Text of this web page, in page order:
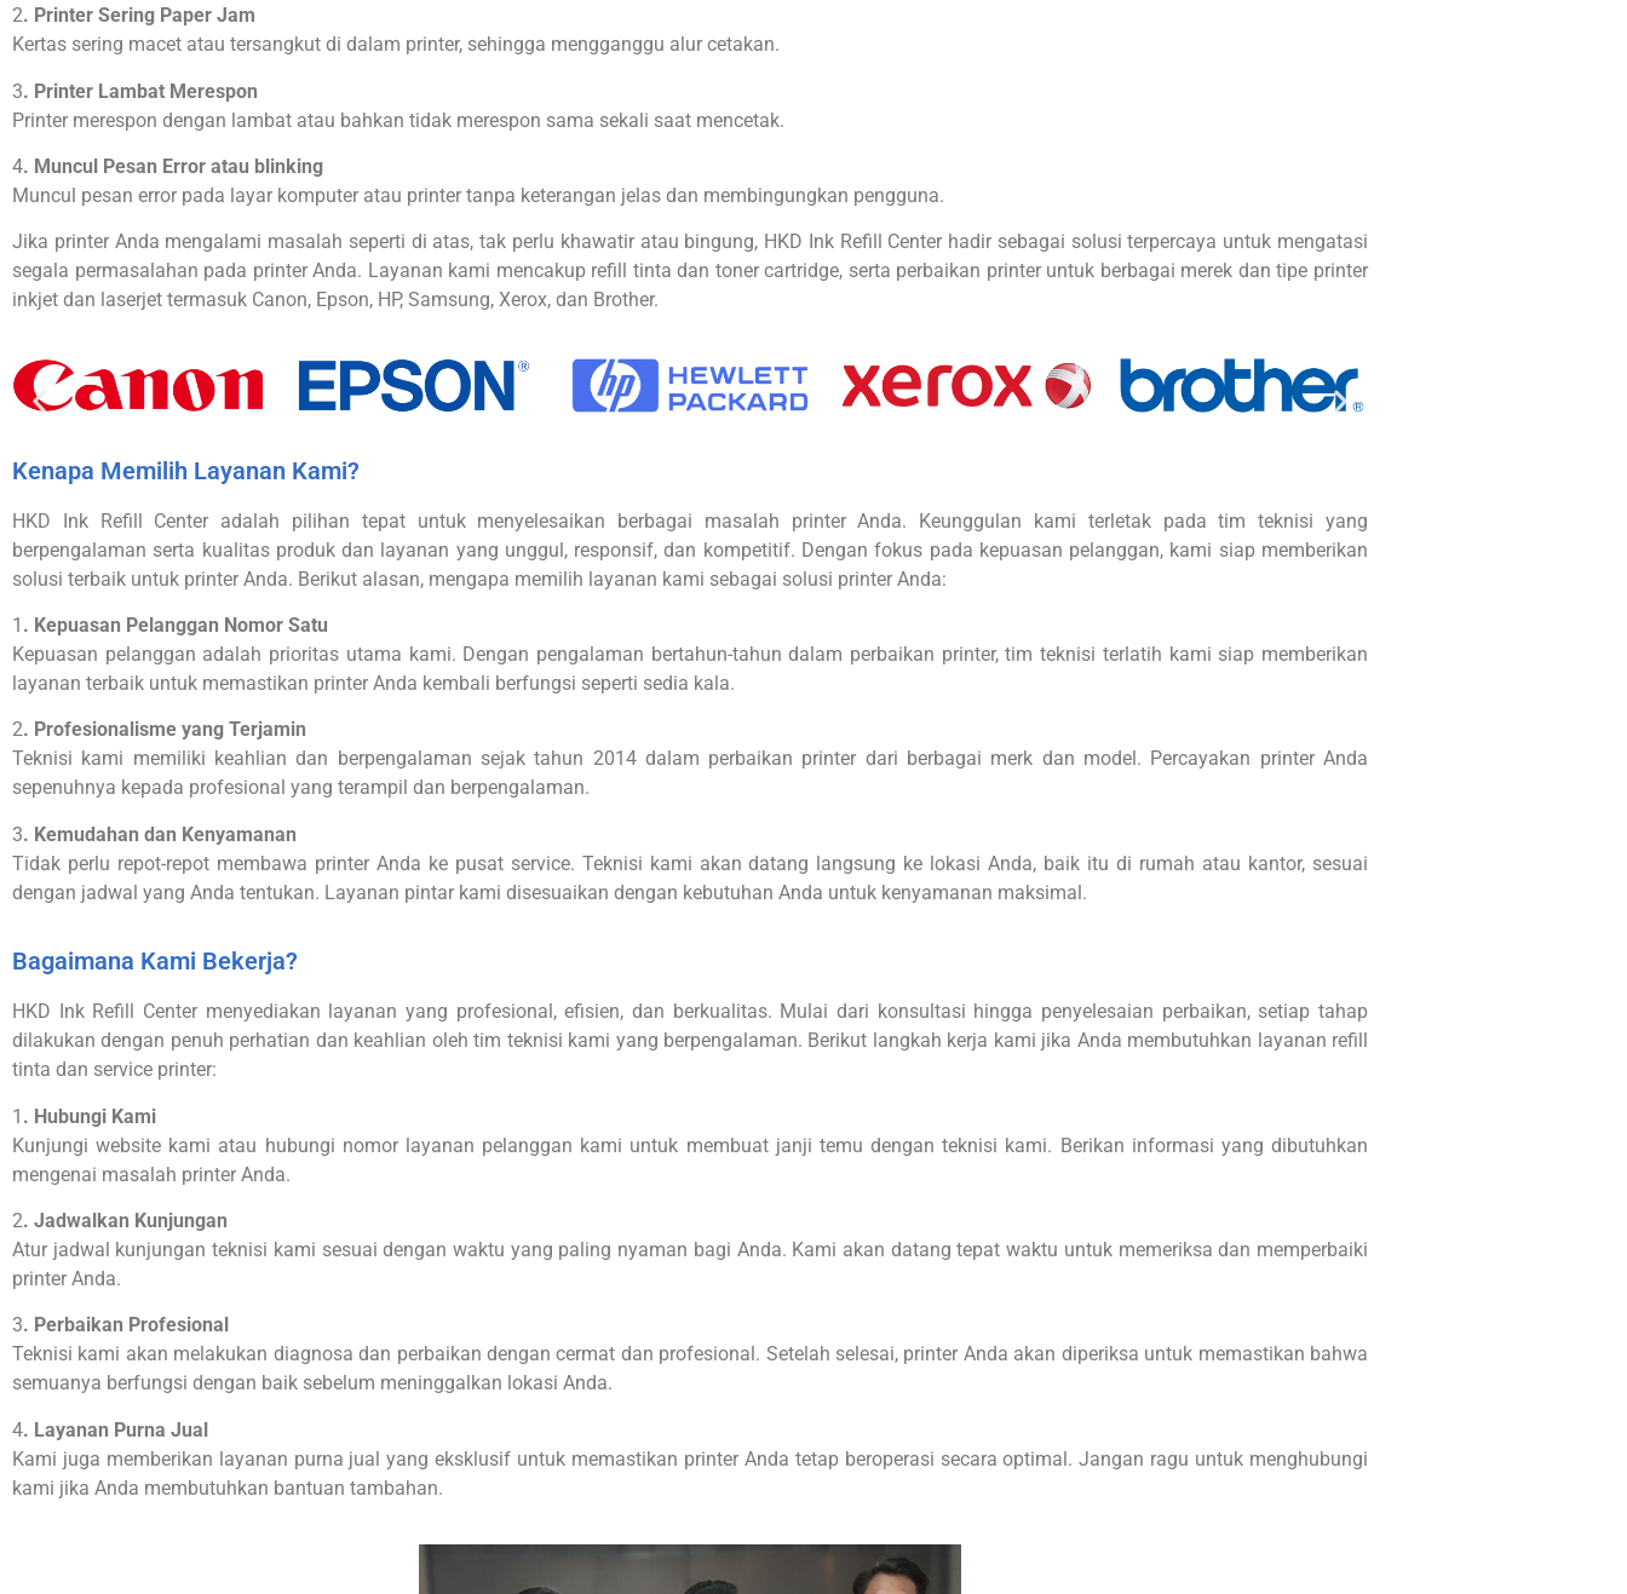
2. Printer Sering Paper Jam
Kertas sering macet atau tersangkut di dalam printer, sehingga mengganggu alur cetakan.
3. Printer Lambat Merespon
Printer merespon dengan lambat atau bahkan tidak merespon sama sekali saat mencetak.
4. Muncul Pesan Error atau blinking
Muncul pesan error pada layar komputer atau printer tanpa keterangan jelas dan membingungkan pengguna.
Jika printer Anda mengalami masalah seperti di atas, tak perlu khawatir atau bingung, HKD Ink Refill Center hadir sebagai solusi terpercaya untuk mengatasi
segala permasalahan pada printer Anda. Layanan kami mencakup refill tinta dan toner cartridge, serta perbaikan printer untuk berbagai merek dan tipe printer
inkjet dan laserjet termasuk Canon, Epson, HP, Samsung, Xerox, dan Brother.
Kenapa Memilih Layanan Kami?
HKD Ink Refill Center adalah pilihan tepat untuk menyelesaikan berbagai masalah printer Anda. Keunggulan kami terletak pada tim teknisi yang
berpengalaman serta kualitas produk dan layanan yang unggul, responsif, dan kompetitif. Dengan fokus pada kepuasan pelanggan, kami siap memberikan
solusi terbaik untuk printer Anda. Berikut alasan, mengapa memilih layanan kami sebagai solusi printer Anda:
1 . Kepuasan Pelanggan Nomor Satu
Kepuasan pelanggan adalah prioritas utama kami. Dengan pengalaman bertahun-tahun dalam perbaikan printer, tim teknisi terlatih kami siap memberikan
layanan terbaik untuk memastikan printer Anda kembali berfungsi seperti sedia kala.
2. Profesionalisme yang Terjamin
Teknisi kami memiliki keahlian dan berpengalaman sejak tahun 2014 dalam perbaikan printer dari berbagai merk dan model. Percayakan printer Anda
sepenuhnya kepada profesional yang terampil dan berpengalaman.
3. Kemudahan dan Kenyamanan
Tidak perlu repot-repot membawa printer Anda ke pusat service. Teknisi kami akan datang langsung ke lokasi Anda, baik itu di rumah atau kantor, sesuai
dengan jadwal yang Anda tentukan. Layanan pintar kami disesuaikan dengan kebutuhan Anda untuk kenyamanan maksimal.
Bagaimana Kami Bekerja?
HKD Ink Refill Center menyediakan layanan yang profesional, efisien, dan berkualitas. Mulai dari konsultasi hingga penyelesaian perbaikan, setiap tahap
dilakukan dengan penuh perhatian dan keahlian oleh tim teknisi kami yang berpengalaman. Berikut langkah kerja kami jika Anda membutuhkan layanan refill
tinta dan service printer:
1 . Hubungi Kami
Kunjungi website kami atau hubungi nomor layanan pelanggan kami untuk membuat janji temu dengan teknisi kami. Berikan informasi yang dibutuhkan
mengenai masalah printer Anda.
2. Jadwalkan Kunjungan
Atur jadwal kunjungan teknisi kami sesuai dengan waktu yang paling nyaman bagi Anda. Kami akan datang tepat waktu untuk memeriksa dan memperbaiki
printer Anda.
3. Perbaikan Profesional
Teknisi kami akan melakukan diagnosa dan perbaikan dengan cermat dan profesional. Setelah selesai, printer Anda akan diperiksa untuk memastikan bahwa
semuanya berfungsi dengan baik sebelum meninggalkan lokasi Anda.
4. Layanan Purna Jual
Kami juga memberikan layanan purna jual yang eksklusif untuk memastikan printer Anda tetap beroperasi secara optimal. Jangan ragu untuk menghubungi
kami jika Anda membutuhkan bantuan tambahan.